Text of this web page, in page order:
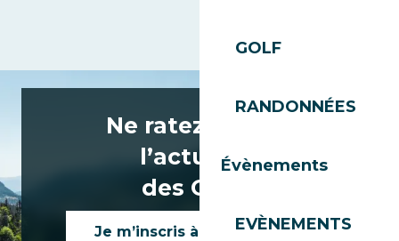
GOLF
RANDONNÉES
Évènements
EVÈNEMENTS
Ne ratez rien de
l’actualité
des Gets !
Je m’inscris à la newsletter